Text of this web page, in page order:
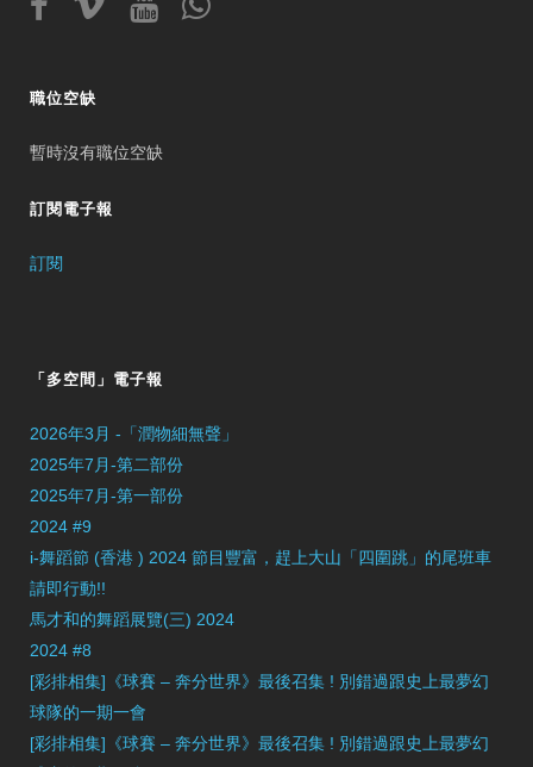
職位空缺
暫時沒有職位空缺
訂閱電子報
訂閱
「多空間」電子報
2026年3月 -「潤物細無聲」
2025年7月-第二部份
2025年7月-第一部份
2024 #9
i-舞蹈節 (香港 ) 2024 節目豐富，趕上大山「四圍跳」的尾班車
請即行動!!
馬才和的舞蹈展覽(三) 2024
2024 #8
[彩排相集]《球賽 – 奔分世界》最後召集 ! 別錯過跟史上最夢幻
球隊的一期一會
[彩排相集]《球賽 – 奔分世界》最後召集 ! 別錯過跟史上最夢幻